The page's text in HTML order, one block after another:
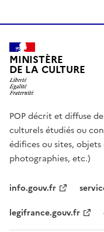
MINISTÈRE
DE LA CULTURE
POP décrit et diffuse
culturels étudiés ou
édifices ou sites,
photographies, etc.)
info.gouv.fr
legifrance.gouv.fr